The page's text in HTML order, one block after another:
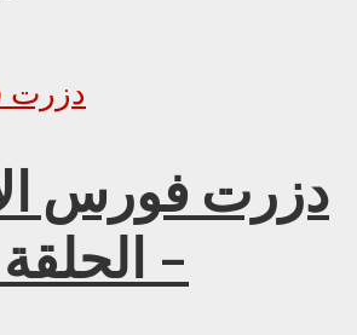
دزرت فورس
–